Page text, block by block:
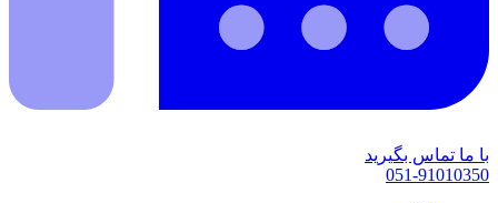
با ما تماس بگیرید
051-91010350